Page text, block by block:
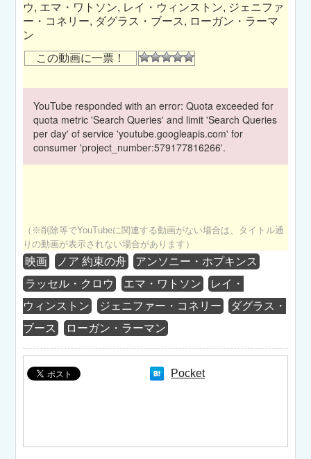
ウ, エマ・ワトソン, レイ・ウィンストン, ジェニファ
ー・コネリー, ダグラス・ブース, ローガン・ラーマ
ン
この動画に一票！
YouTube responded with an error: Quota exceeded for
quota metric 'Search Queries' and limit 'Search Queries
per day' of service 'youtube.googleapis.com' for
consumer 'project_number:579177816266'.
（※削除等でYouTubeに関連する動画がない場合は、タイトル通
りの動画が表示されない場合があります）
映画 ノア 約束の舟
アンソニー・ホプキンス
ラッセル・クロウ
エマ・ワトソン
レイ・
ウィンストン
ジェニファー・コネリー
ダグラス・
ブース
ローガン・ラーマン
Pocket